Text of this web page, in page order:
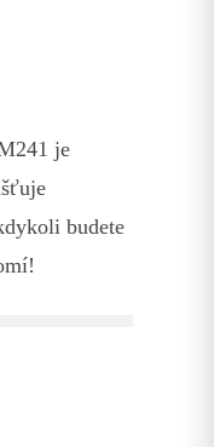
je
budete